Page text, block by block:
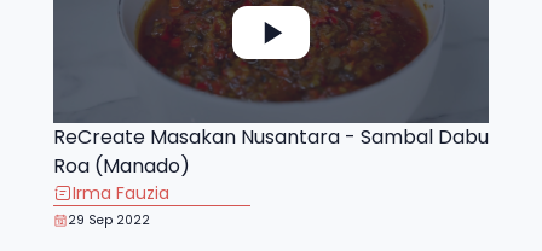
ReCreate Masakan Nusantara - Sambal Dabu
Roa (Manado)
Irma Fauzia
29 Sep 2022